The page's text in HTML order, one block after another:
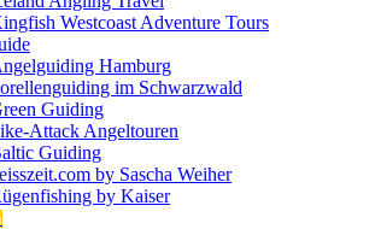
Westcoast Adventure Tours
Hamburg
im Schwarzwald
Guiding
Attack Angeltouren
Guiding
by Sascha Weiher
by Kaiser